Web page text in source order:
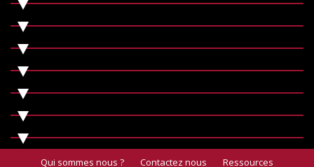
Qui sommes nous ? Contactez nous Ressources